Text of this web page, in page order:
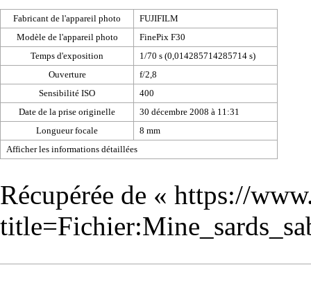
Fabricant de l'appareil photo
FUJIFILM
Modèle de l'appareil photo
FinePix F30
Temps d'exposition
1/70 s (0,014285714285714 s)
Ouverture
f/2,8
Sensibilité ISO
400
Date de la prise originelle
30 décembre 2008 à 11:31
Longueur focale
8 mm
Afficher les informations détaillées
Récupérée de « https://